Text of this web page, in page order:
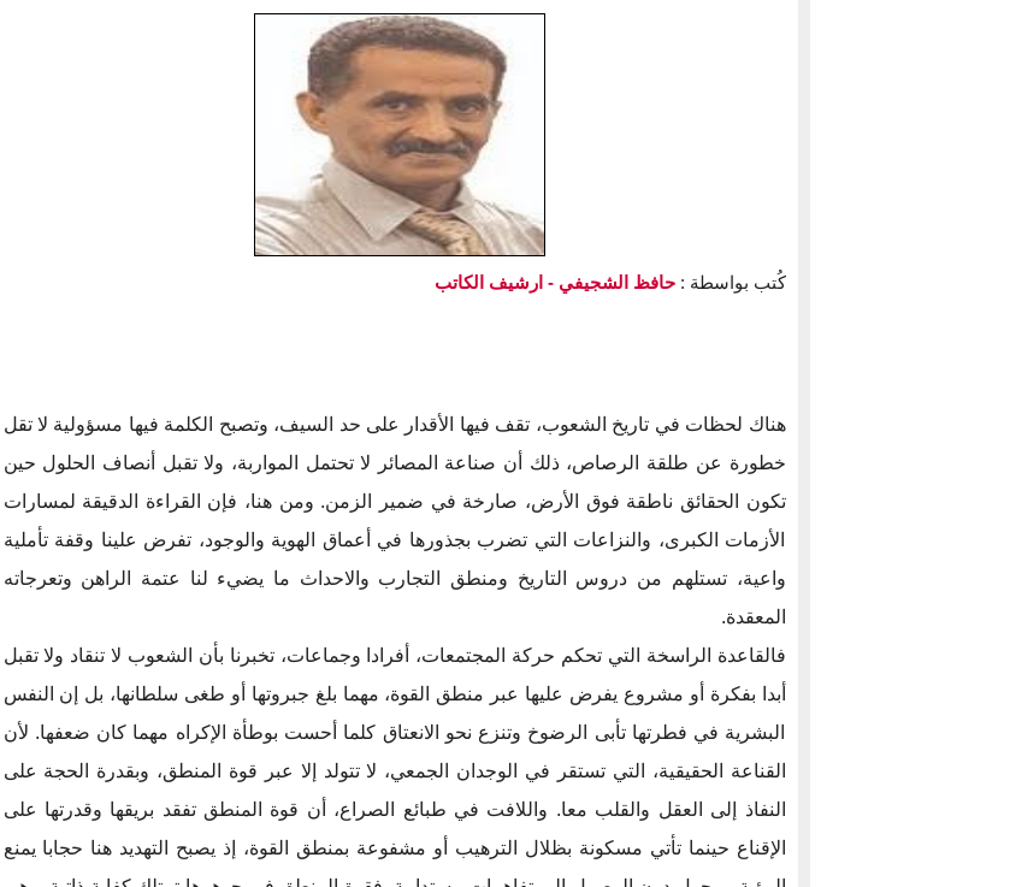
كُتب بواسطة :حافظ الشجيفي - ارشيف الكاتب
هناك لحظات في تاريخ الشعوب، تقف فيها الأقدار على حد السيف، وتصبح الكلمة فيها مسؤولية لا تقل
خطورة عن طلقة الرصاص، ذلك أن صناعة المصائر لا تحتمل المواربة، ولا تقبل أنصاف الحلول حين
تكون الحقائق ناطقة فوق الأرض، صارخة في ضمير الزمن. ومن هنا، فإن القراءة الدقيقة لمسارات
الأزمات الكبرى، والنزاعات التي تضرب بجذورها في أعماق الهوية والوجود، تفرض علينا وقفة تأملية
واعية، تستلهم من دروس التاريخ ومنطق التجارب والاحداث ما يضيء لنا عتمة الراهن وتعرجاته
المعقدة.
فالقاعدة الراسخة التي تحكم حركة المجتمعات، أفرادا وجماعات، تخبرنا بأن الشعوب لا تنقاد ولا تقبل
أبدا بفكرة أو مشروع يفرض عليها عبر منطق القوة، مهما بلغ جبروتها أو طغى سلطانها، بل إن النفس
البشرية في فطرتها تأبى الرضوخ وتنزع نحو الانعتاق كلما أحست بوطأة الإكراه مهما كان ضعفها. لأن
القناعة الحقيقية، التي تستقر في الوجدان الجمعي، لا تتولد إلا عبر قوة المنطق، وبقدرة الحجة على
النفاذ إلى العقل والقلب معا. واللافت في طبائع الصراع، أن قوة المنطق تفقد بريقها وقدرتها على
الإقناع حينما تأتي مسكونة بظلال الترهيب أو مشفوعة بمنطق القوة، إذ يصبح التهديد هنا حجابا يمنع